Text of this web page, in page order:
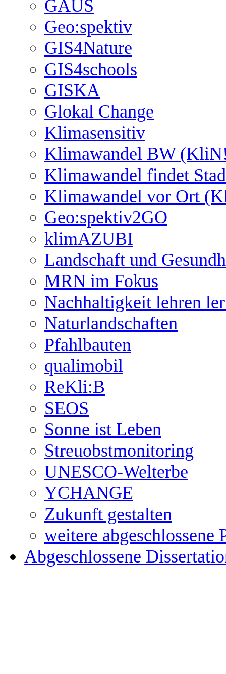
GAUS
Geo:spektiv
GIS4Nature
GIS4schools
GISKA
Glokal Change
Klimasensitiv
Klimawandel BW
Klimawandel findet
Klimawandel vor Ort
Geo:spektiv2GO
klimAZUBI
Landschaft und
MRN im Fokus
Nachhaltigkeit lehren
Naturlandschaften
Pfahlbauten
qualimobil
ReKli:B
SEOS
Sonne ist Leben
Streuobstmonitoring
UNESCO-Welterbe
YCHANGE
Zukunft gestalten
weitere abgeschlossene
Abgeschlossene